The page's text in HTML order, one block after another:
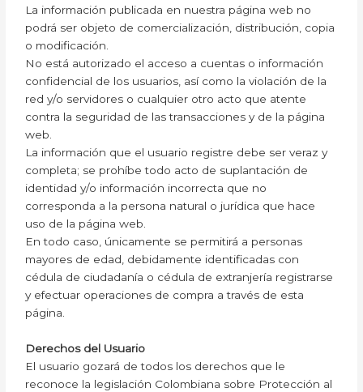
La información publicada en nuestra página web no
podrá ser objeto de comercialización, distribución, copia
o modificación.
No está autorizado el acceso a cuentas o información
confidencial de los usuarios, así como la violación de la
red y/o servidores o cualquier otro acto que atente
contra la seguridad de las transacciones y de la página
web.
La información que el usuario registre debe ser veraz y
completa; se prohíbe todo acto de suplantación de
identidad y/o información incorrecta que no
corresponda a la persona natural o jurídica que hace
uso de la página web.
En todo caso, únicamente se permitirá a personas
mayores de edad, debidamente identificadas con
cédula de ciudadanía o cédula de extranjería registrarse
y efectuar operaciones de compra a través de esta
página.
Derechos del Usuario
El usuario gozará de todos los derechos que le
reconoce la legislación Colombiana sobre Protección al